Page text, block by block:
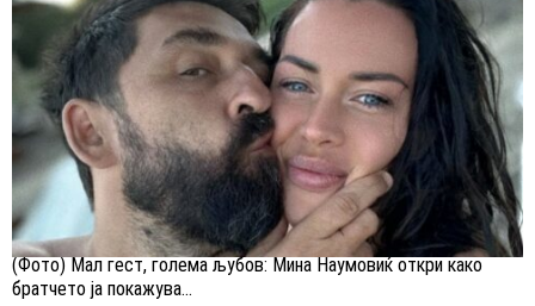
(Фото) Мал гест, голема љубов: Мина Наумовиќ откри како
братчето ја покажува...